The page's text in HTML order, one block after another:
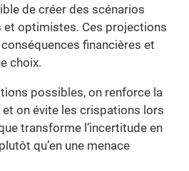
de créer des scénarios
et optimistes. Ces projections
financières et
choix.
possibles, on renforce la
on évite les crispations lors
transforme l’incertitude en
qu’en une menace